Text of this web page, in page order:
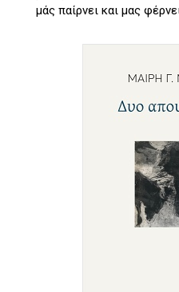
μάς παίρνει και μας